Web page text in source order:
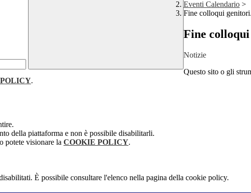
Eventi Calendario >
Fine colloqui
Fine
Notizie
Questo sito o gli
.
della piattaforma e non è possibile disabilitarli.
potete visionare la COOKIE POLICY.
È possibile consultare l'elenco nella pagina della cookie policy.